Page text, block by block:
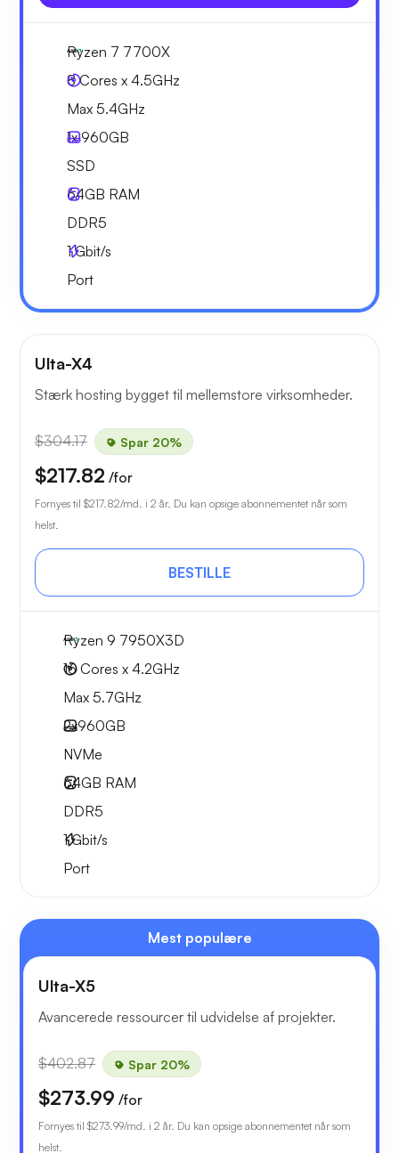
Ryzen 7 7700X
8 Cores x 4.5GHz
Max 5.4GHz
1x960GB
SSD
64GB RAM
DDR5
1Gbit/s
Port
Ulta-X4
Stærk hosting bygget til mellemstore virksomheder.
$304.17 Spar 20%
$217.82 /for
Fornyes til $217.82/md. i 2 år. Du kan opsige abonnementet når som
helst.
BESTILLE
Ryzen 9 7950X3D
16 Cores x 4.2GHz
Max 5.7GHz
2x960GB
NVMe
64GB RAM
DDR5
1Gbit/s
Port
Mest populære
Ulta-X5
Avancerede ressourcer til udvidelse af projekter.
$402.87 Spar 20%
$273.99 /for
Fornyes til $273.99/md. i 2 år. Du kan opsige abonnementet når som
helst.